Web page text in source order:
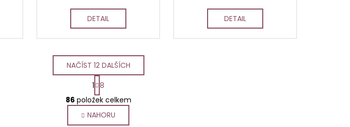
DETAIL DETAIL
O
v
l
NAČÍST 12 DALŠÍCH
S
t
r
á
n
1 8
86položek celkem
NAHORU